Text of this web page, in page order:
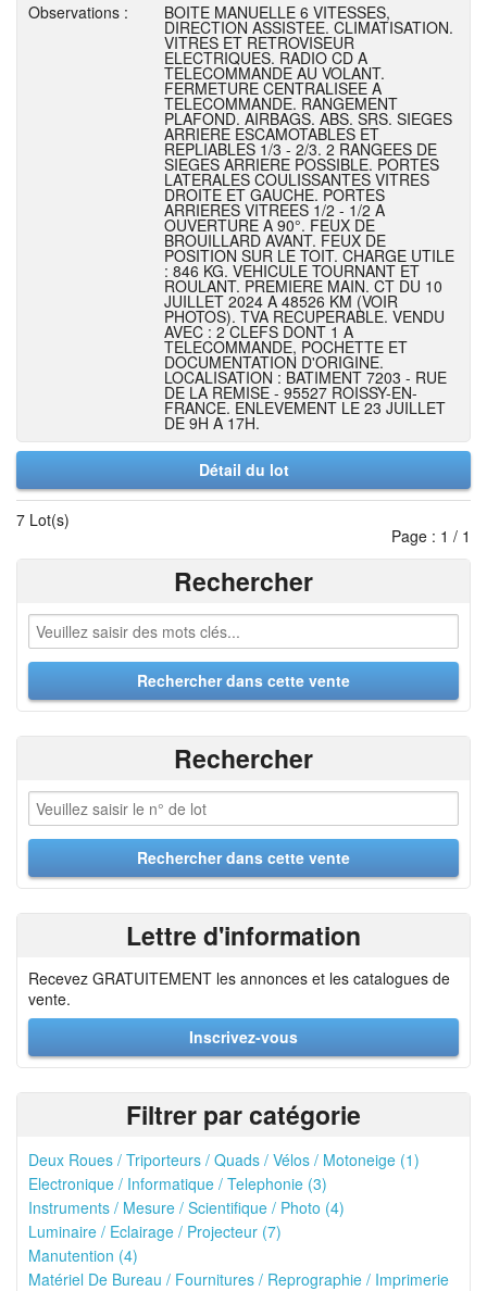
Observations :
BOITE MANUELLE 6 VITESSES,
DIRECTION ASSISTEE. CLIMATISATION.
VITRES ET RETROVISEUR
ELECTRIQUES. RADIO CD A
TELECOMMANDE AU VOLANT.
FERMETURE CENTRALISEE A
TELECOMMANDE. RANGEMENT
PLAFOND. AIRBAGS. ABS. SRS. SIEGES
ARRIERE ESCAMOTABLES ET
REPLIABLES 1/3 - 2/3. 2 RANGEES DE
SIEGES ARRIERE POSSIBLE. PORTES
LATERALES COULISSANTES VITRES
DROITE ET GAUCHE. PORTES
ARRIERES VITREES 1/2 - 1/2 A
OUVERTURE A 90°. FEUX DE
BROUILLARD AVANT. FEUX DE
POSITION SUR LE TOIT. CHARGE UTILE
: 846 KG. VEHICULE TOURNANT ET
ROULANT. PREMIERE MAIN. CT DU 10
JUILLET 2024 A 48526 KM (VOIR
PHOTOS). TVA RECUPERABLE. VENDU
AVEC : 2 CLEFS DONT 1 A
TELECOMMANDE, POCHETTE ET
DOCUMENTATION D'ORIGINE.
LOCALISATION : BATIMENT 7203 - RUE
DE LA REMISE - 95527 ROISSY-EN-
FRANCE. ENLEVEMENT LE 23 JUILLET
DE 9H A 17H.
Détail du lot
7 Lot(s)
Page : 1 / 1
Rechercher
Rechercher
Lettre d'information
Recevez GRATUITEMENT les annonces et les catalogues de
vente.
Inscrivez-vous
Filtrer par catégorie
Deux Roues / Triporteurs / Quads / Vélos / Motoneige (1)
Electronique / Informatique / Telephonie (3)
Instruments / Mesure / Scientifique / Photo (4)
Luminaire / Eclairage / Projecteur (7)
Manutention (4)
Matériel De Bureau / Fournitures / Reprographie / Imprimerie